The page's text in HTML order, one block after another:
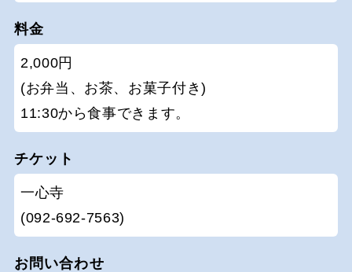
料金
2,000円
(お弁当、お茶、お菓子付き)
11:30から食事できます。
チケット
一心寺
(092-692-7563)
お問い合わせ